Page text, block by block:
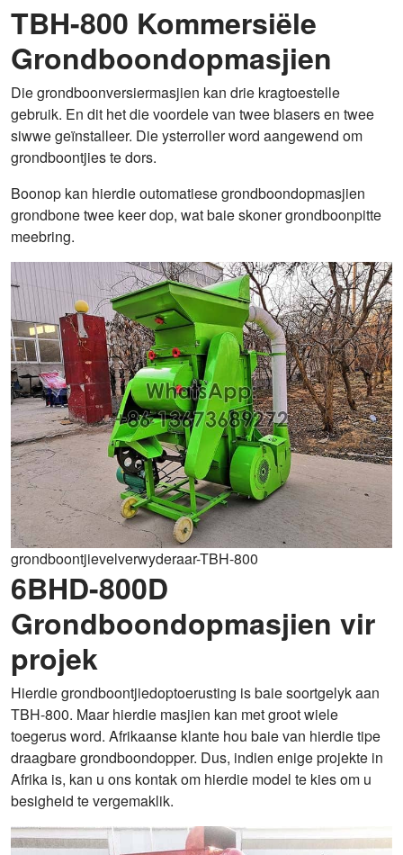
TBH-800 Kommersiële
Grondboondopmasjien
Die grondboonversiermasjien kan drie kragtoestelle
gebruik. En dit het die voordele van twee blasers en twee
siwwe geïnstalleer. Die ysterroller word aangewend om
grondboontjies te dors.
Boonop kan hierdie outomatiese grondboondopmasjien
grondbone twee keer dop, wat baie skoner grondboonpitte
meebring.
grondboontjievelverwyderaar-TBH-800
6BHD-800D
Grondboondopmasjien vir
projek
Hierdie grondboontjiedoptoerusting is baie soortgelyk aan
TBH-800. Maar hierdie masjien kan met groot wiele
toegerus word. Afrikaanse klante hou baie van hierdie tipe
draagbare grondboondopper. Dus, indien enige projekte in
Afrika is, kan u ons kontak om hierdie model te kies om u
besigheid te vergemaklik.